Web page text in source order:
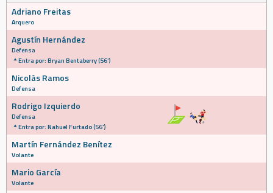
Adriano Freitas
Arquero
Agustín Hernández
Defensa
Entra por: Bryan Bentaberry (56')
Nicolás Ramos
Defensa
Rodrigo Izquierdo
Defensa
Entra por: Nahuel Furtado (56')
Martín Fernández Benítez
Volante
Mario García
Volante